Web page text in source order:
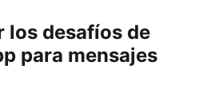
los desafíos de
para mensajes